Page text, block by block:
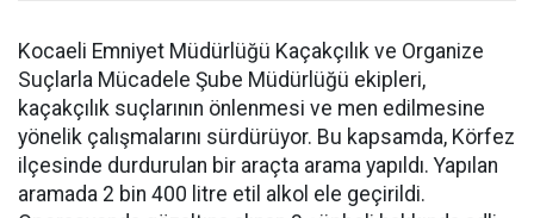
Kocaeli Emniyet Müdürlüğü Kaçakçılık ve Organize
Suçlarla Mücadele Şube Müdürlüğü ekipleri,
kaçakçılık suçlarının önlenmesi ve men edilmesine
yönelik çalışmalarını sürdürüyor. Bu kapsamda, Körfez
ilçesinde durdurulan bir araçta arama yapıldı. Yapılan
aramada 2 bin 400 litre etil alkol ele geçirildi.